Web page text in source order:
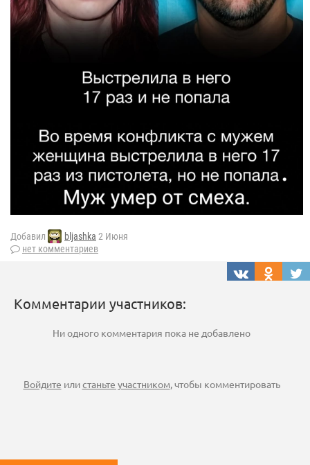
Добавил bljashka 2 Июня
нет комментариев
Комментарии участников:
Ни одного комментария пока не добавлено
Войдите илистаньте участником, чтобы комментировать